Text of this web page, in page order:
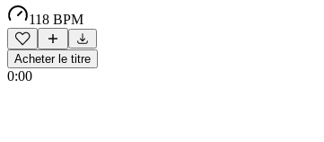
118 BPM
Acheter le titre
0:00